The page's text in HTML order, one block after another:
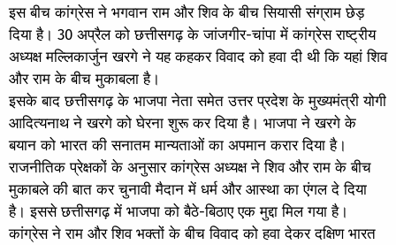
इस बीच कांग्रेस ने भगवान राम और शिव के बीच सियासी संग्राम छेड़
दिया है। 30 अप्रैल को छत्तीसगढ़ के जांजगीर-चांपा में कांग्रेस राष्ट्रीय
अध्यक्ष मल्लिकार्जुन खरगे ने यह कहकर विवाद को हवा दी थी कि यहां शिव
और राम के बीच मुकाबला है।
इसके बाद छत्तीसगढ़ के भाजपा नेता समेत उत्तर प्रदेश के मुख्यमंत्री योगी
आदित्यनाथ ने खरगे को घेरना शुरू कर दिया है। भाजपा ने खरगे के
बयान को भारत की सनातम मान्यताओं का अपमान करार दिया है।
राजनीतिक प्रेक्षकों के अनुसार कांग्रेस अध्यक्ष ने शिव और राम के बीच
मुकाबले की बात कर चुनावी मैदान में धर्म और आस्था का एंगल दे दिया
है। इससे छत्तीसगढ़ में भाजपा को बैठे-बिठाए एक मुद्दा मिल गया है।
कांग्रेस ने राम और शिव भक्तों के बीच विवाद को हवा देकर दक्षिण भारत